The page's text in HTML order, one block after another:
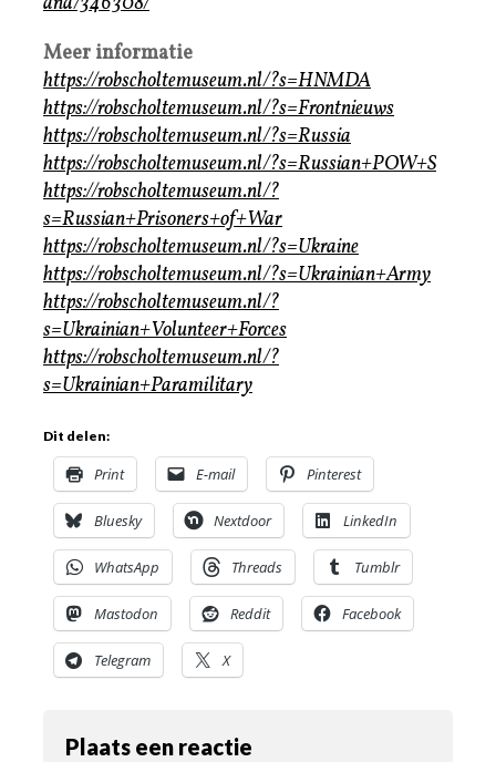
Meer informatie
https://robscholtemuseum.nl/?s=HNMDA
https://robscholtemuseum.nl/?s=Frontnieuws
https://robscholtemuseum.nl/?s=Russia
https://robscholtemuseum.nl/?s=Russian+POW+S
https://robscholtemuseum.nl/?
s=Russian+Prisoners+of+War
https://robscholtemuseum.nl/?s=Ukraine
https://robscholtemuseum.nl/?s=Ukrainian+Army
https://robscholtemuseum.nl/?
s=Ukrainian+Volunteer+Forces
https://robscholtemuseum.nl/?
s=Ukrainian+Paramilitary
Dit delen:
Print E-mail Pinterest
Bluesky Nextdoor LinkedIn
WhatsApp Threads Tumblr
Mastodon Reddit Facebook
Telegram X
Plaats een reactie